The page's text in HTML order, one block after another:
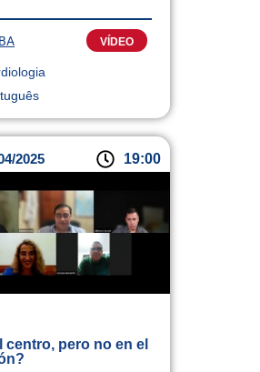
VÍDEO
2025 19:00
centro, pero no en el